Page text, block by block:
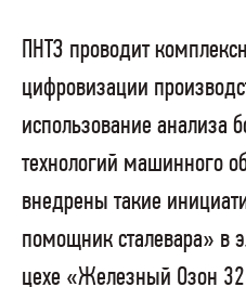
ПНТЗ проводит
цифровизации
использование анализа
технологий машинного
внедрены такие
помощник сталевара» в
цехе «Железный Озон